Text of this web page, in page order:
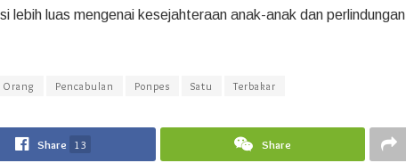
lebih luas mengenai kesejahteraan anak-anak dan perlindungan
Orang Pencabulan Ponpes Satu Terbakar
Share 13 Share